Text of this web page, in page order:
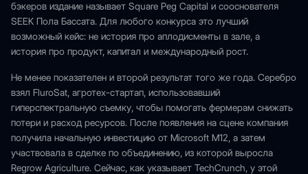
бэкеров издание называет Square Peg Capital и сооснователя
SEEK Пола Бассата. Для любого конкурса это лучший
возможный кейс: не история про аплодисменты в зале, а
история про продукт, капитал и международный рост.
Не менее показателен и второй результат того же года. Серебро
взял FluroSat, агротех-стартап, использовавший
гиперспектральную съемку, чтобы помогать фермерам снижать
потери и расход ресурсов. После появления на сцене компания
получила начальную инвестицию от Microsoft M12, а затем
участвовала в сделке по объединению, из которой выросла
Regrow Agriculture. Сейчас, как указывает TechCrunch, у этой